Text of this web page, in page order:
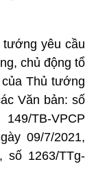
yêu cầu
chủ động tổ
Thủ tướng
Văn bản: số
TB-VPCP
09/7/2021,
số 1263/TTg-